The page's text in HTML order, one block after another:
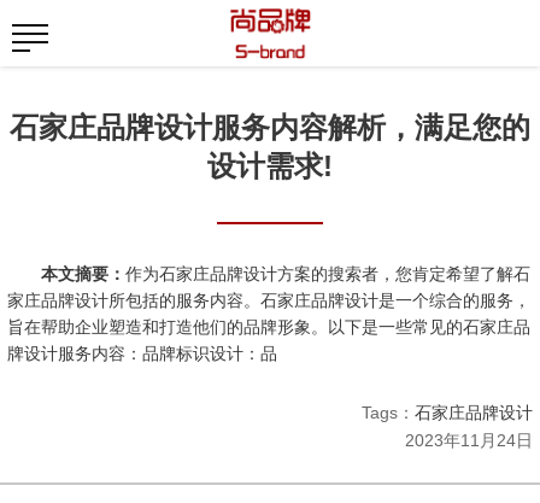
石家庄品牌设计服务内容解析，满足您的
设计需求!
本文摘要： 作为石家庄品牌设计方案的搜索者，您肯定希望了解石
家庄品牌设计所包括的服务内容。石家庄品牌设计是一个综合的服务，
旨在帮助企业塑造和打造他们的品牌形象。以下是一些常见的石家庄品
牌设计服务内容：品牌标识设计：品
Tags： 石家庄品牌设计
2023年11月24日